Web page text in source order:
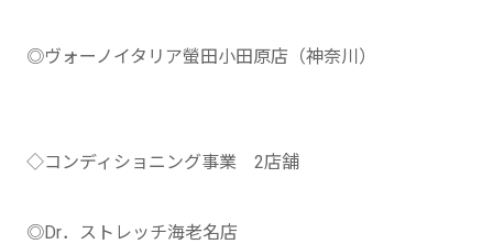
◎ヴォーノイタリア螢田小田原店（神奈川）
◇コンディショニング事業 2店舗
◎Dr．ストレッチ海老名店